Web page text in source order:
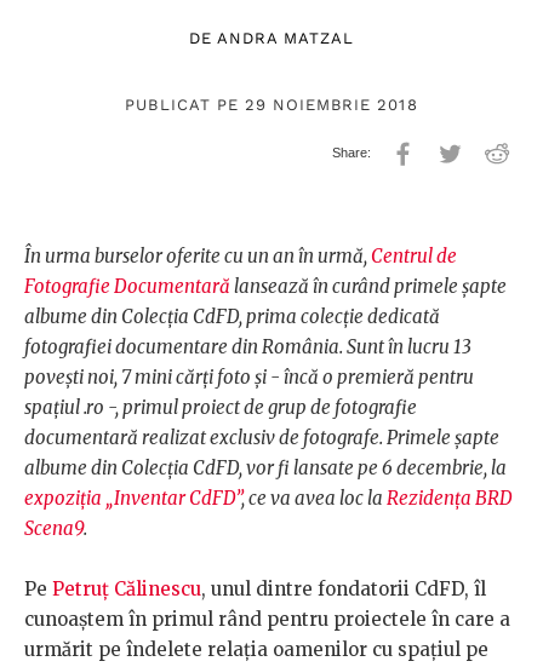
DE ANDRA MATZAL
PUBLICAT PE 29 NOIEMBRIE 2018
În urma burselor oferite cu un an în urmă, Centrul de
Fotografie Documentară lansează în curând primele șapte
albume din Colecția CdFD, prima colecție dedicată
fotografiei documentare din România. Sunt în lucru 13
povești noi, 7 mini cărți foto și - încă o premieră pentru
spațiul .ro -, primul proiect de grup de fotografie
documentară realizat exclusiv de fotografe. Primele șapte
albume din Colecția CdFD, vor fi lansate pe 6 decembrie, la
expoziția „Inventar CdFD”, ce va avea loc la Rezidența BRD
Scena9.
Pe Petruț Călinescu, unul dintre fondatorii CdFD, îl
cunoaștem în primul rând pentru proiectele în care a
urmărit pe îndelete relația oamenilor cu spațiul pe